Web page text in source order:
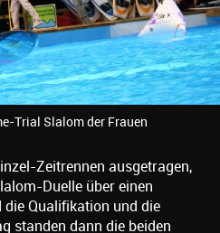
Trial Slalom der Frauen
Zeitrennen ausgetragen,
Duelle über einen
Qualifikation und die
standen dann die beiden